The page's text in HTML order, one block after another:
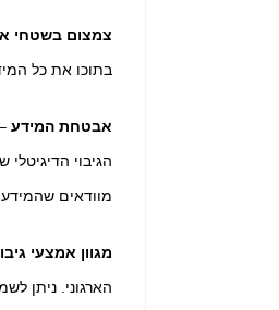
צמצום בשטחי
בתוכו את כל
אבטחת המידע
הגיבוי
מוודאים
מגוון אמצעי